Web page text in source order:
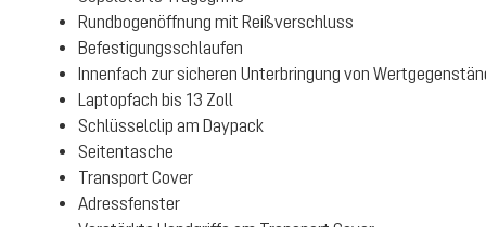
Rundbogenöffnung mit Reißverschluss
Befestigungsschlaufen
Innenfach zur sicheren Unterbringung von
Laptopfach bis 13 Zoll
Schlüsselclip am Daypack
Seitentasche
Transport Cover
Adressfenster